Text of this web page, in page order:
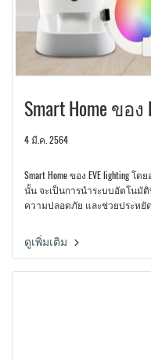
Smart Home ของ
4 มี.ค. 2564
Smart Home ของ EVE lighting โ
นั้น จะเป็นการนำระบบอัตโนมั
ความปลอดภัย และช่วยประหยั
ดูเพิ่มเติม